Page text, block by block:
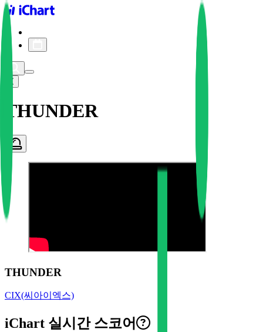
iChart logo
THUNDER
THUNDER
CIX(씨아이엑스)
iChart 실시간 스코어